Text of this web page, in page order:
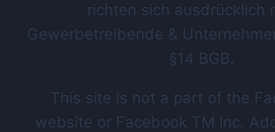
richten sich ausdrücklich
Gewerbetreibende &
§14 BGB.
This site is not a part of the
website or Facebook TM Inc.